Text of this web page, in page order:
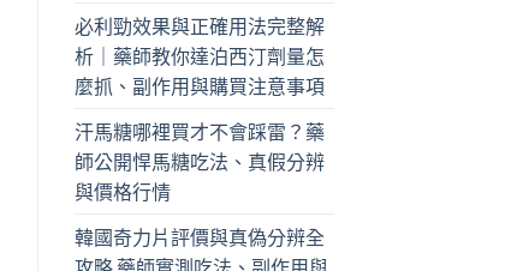
必利勁效果與正確用法完整解
析｜藥師教你達泊西汀劑量怎
麼抓、副作用與購買注意事項
汗馬糖哪裡買才不會踩雷？藥
師公開悍馬糖吃法、真假分辨
與價格行情
韓國奇力片評價與真偽分辨全
攻略 藥師實測吃法、副作用與